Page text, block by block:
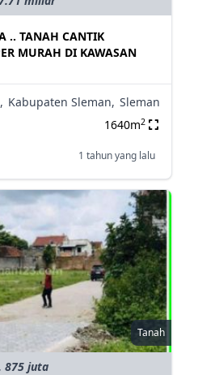
.. TANAH CANTIK
MURAH DI KAWASAN
Kabupaten Sleman, Sleman
1640m2
1 tahun yang lalu
Tanah
875 juta